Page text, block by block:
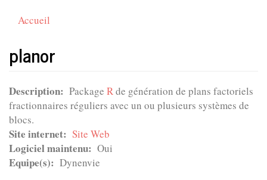
Accueil
planor
Description Package Rde génération de plans factoriels
fractionnaires réguliers avec un ou plusieurs systèmes de
blocs.
Site internet Site Web
Logiciel maintenu Oui
Equipe(s) Dynenvie